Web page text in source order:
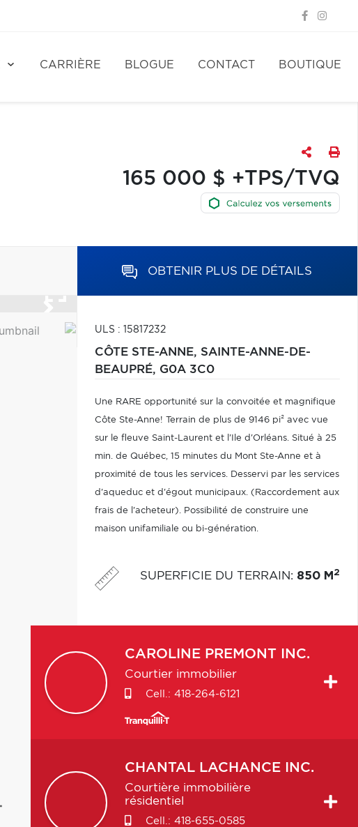
CARRIÈRE BLOGUE CONTACT BOUTIQUE
165 000 $ +TPS/TVQ
OBTENIR PLUS DE DÉTAILS
ULS : 15817232
CÔTE STE-ANNE, SAINTE-ANNE-DE-
BEAUPRÉ, G0A 3C0
Une RARE opportunité sur la convoitée et magnifique
Côte Ste-Anne! Terrain de plus de 9146 pi² avec vue
sur le fleuve Saint-Laurent et l'Ile d'Orléans. Situé à 25
min. de Québec, 15 minutes du Mont Ste-Anne et à
proximité de tous les services. Desservi par les services
d'aqueduc et d'égout municipaux. (Raccordement aux
frais de l'acheteur). Possibilité de construire une
maison unifamiliale ou bi-génération.
SUPERFICIE DU TERRAIN: 850 M 2
CAROLINE PREMONT INC.
Courtier immobilier
Cell.: 418-264-6121
CHANTAL LACHANCE INC.
Courtière immobilière
résidentiel
Cell.: 418-655-0585